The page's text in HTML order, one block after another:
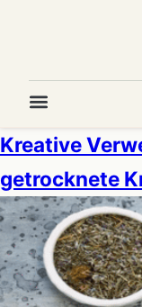
Kreative
getrocknete